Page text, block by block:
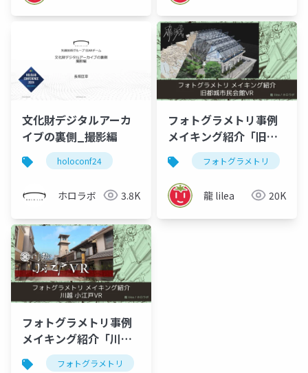
文化財デジタルアーカ
イブの裏側_撮影編
holoconf24
ホロラボ 3.8K
フォトグラメトリ事例
メイキング紹介「旧都
城市民会館VR」
フォトグラメトリ
龍 lilea 20K
フォトグラメトリ事例
メイキング紹介「川越
小江戸VR」フォトグラメトリ